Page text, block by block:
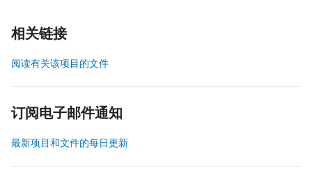
相关链接
阅读有关该项目的文件
订阅电子邮件通知
最新项目和文件的每日更新